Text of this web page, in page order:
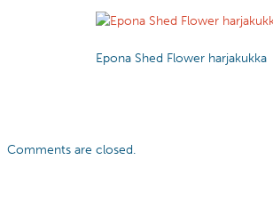
Epona Shed Flower harjakukka
Comments are closed.